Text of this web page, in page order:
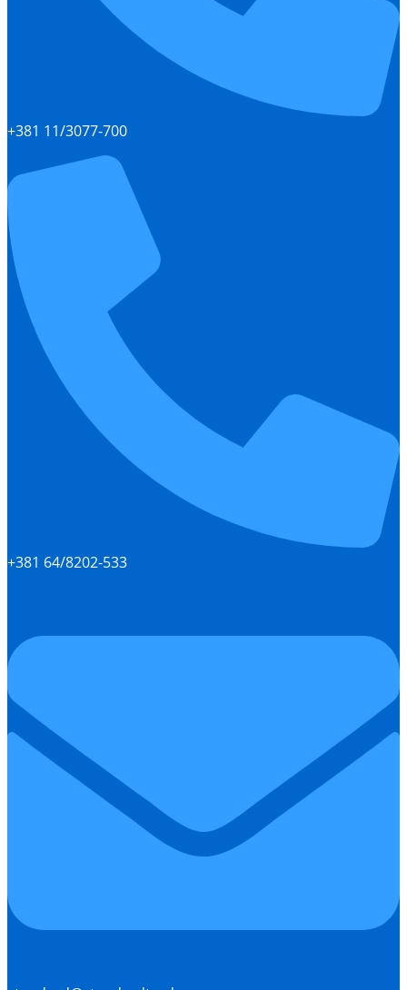
+381 11/3077-700
+381 64/8202-533